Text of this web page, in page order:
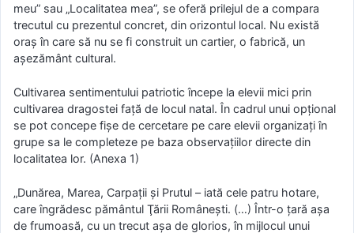
meu” sau „Localitatea mea”, se oferă prilejul de a compara
trecutul cu prezentul concret, din orizontul local. Nu există
oraş în care să nu se fi construit un cartier, o fabrică, un
aşezământ cultural.
Cultivarea sentimentului patriotic începe la elevii mici prin
cultivarea dragostei faţă de locul natal. În cadrul unui opțional
se pot concepe fișe de cercetare pe care elevii organizați în
grupe sa le completeze pe baza observațiilor directe din
localitatea lor. (Anexa 1)
„Dunărea, Marea, Carpaţii şi Prutul – iată cele patru hotare,
care îngrădesc pământul Ţării Româneşti. (…) Într-o ţară aşa
de frumoasă, cu un trecut aşa de glorios, în mijlocul unui